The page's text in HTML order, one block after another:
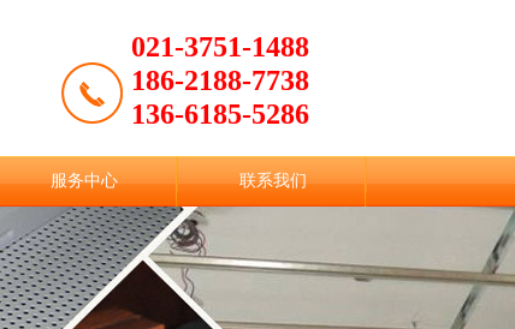
021-3751-1488
186-2188-7738
136-6185-5286
服务中心 联系我们